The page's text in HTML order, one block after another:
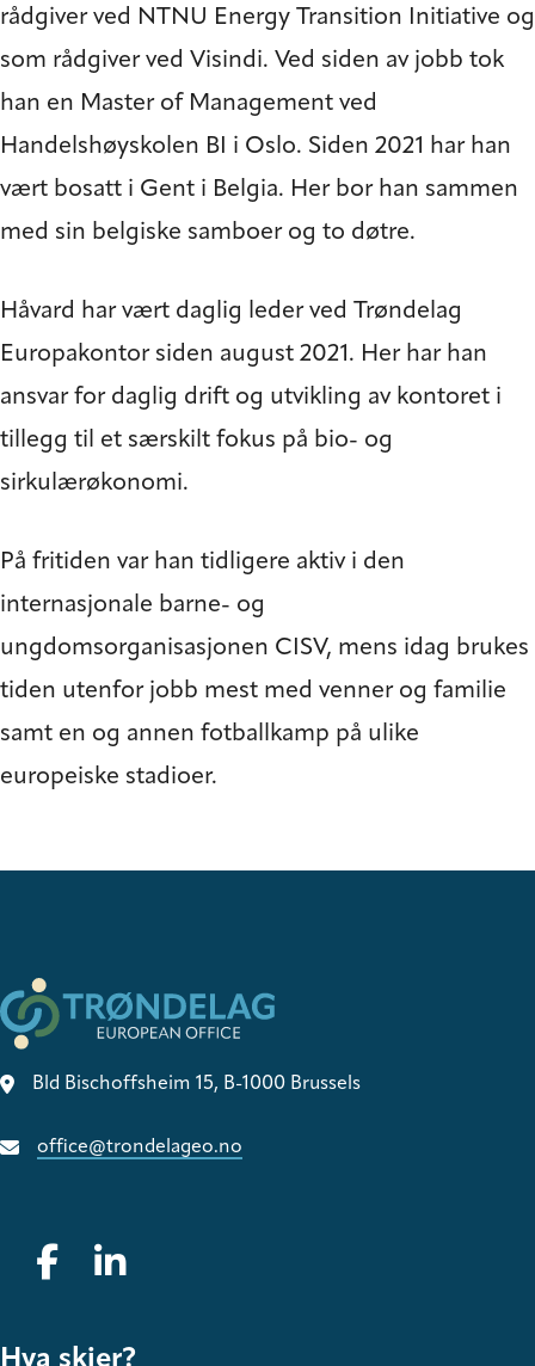
rådgiver ved NTNU Energy Transition Initiative og
som rådgiver ved Visindi. Ved siden av jobb tok
han en Master of Management ved
Handelshøyskolen BI i Oslo. Siden 2021 har han
vært bosatt i Gent i Belgia. Her bor han sammen
med sin belgiske samboer og to døtre.
Håvard har vært daglig leder ved Trøndelag
Europakontor siden august 2021. Her har han
ansvar for daglig drift og utvikling av kontoret i
tillegg til et særskilt fokus på bio- og
sirkulærøkonomi.
På fritiden var han tidligere aktiv i den
internasjonale barne- og
ungdomsorganisasjonen CISV, mens idag brukes
tiden utenfor jobb mest med venner og familie
samt en og annen fotballkamp på ulike
europeiske stadioer.
Bld Bischoffsheim 15, B-1000 Brussels
office@trondelageo.no
Gå til vår Facebook
Gå til vår LinkedIn
Hva skjer?